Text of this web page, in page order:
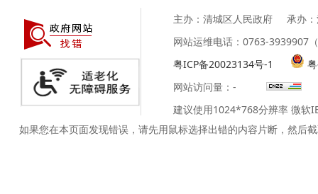
主办：清城区人民政府
承办
网站运维电话：0763-3939907
粤ICP备20023134号-1
网站访问量： -
建议使用1024*768分辨率 微软
如果您在本页面发现错误，请先用鼠标选择出错的内容片断，然后